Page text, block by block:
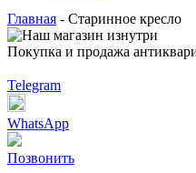
Главная - Старинное кресло
Покупка и продажа
Telegram
WhatsApp
Позвонить